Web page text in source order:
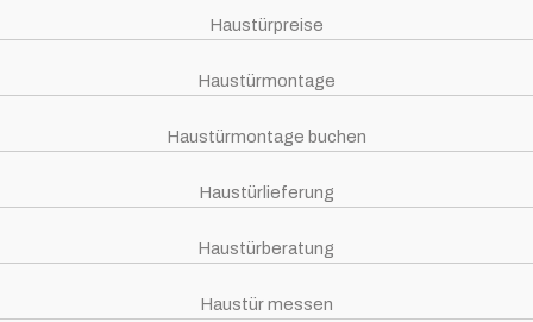
Haustürpreise
Haustürmontage
Haustürmontage buchen
Haustürlieferung
Haustürberatung
Haustür messen